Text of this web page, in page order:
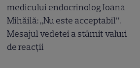
medicului endocrinolog Ioana
Mihăilă: „Nu este acceptabil”.
Mesajul vedetei a stârnit valuri
de reacții